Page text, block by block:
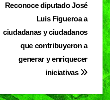
Reconoce diputado José
Luis Figueroa a
ciudadanas y ciudadanos
que contribuyeron a
generar y enriquecer
iniciativas